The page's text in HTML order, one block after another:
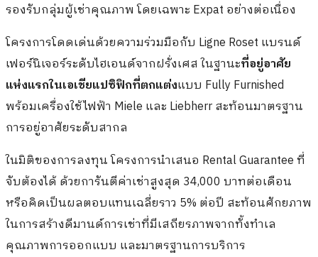
รองรับกลุ่มผู้เช่าคุณภาพ โดยเฉพาะ Expat อย่างต่อเนื่อง
โครงการโดดเด่นด้วยความร่วมมือกับ Ligne Roset แบรนด์
เฟอร์นิเจอร์ระดับไฮเอนด์จากฝรั่งเศส ในฐานะที่อยู่อาศัย
แห่งแรกในเอเชียแปซิฟิกที่ตกแต่งแบบ Fully Furnished
พร้อมเครื่องใช้ไฟฟ้า Miele และ Liebherr สะท้อนมาตรฐาน
การอยู่อาศัยระดับสากล
ในมิติของการลงทุน โครงการนำเสนอ Rental Guarantee ที่
จับต้องได้ ด้วยการันตีค่าเช่าสูงสุด 34,000 บาทต่อเดือน
หรือคิดเป็นผลตอบแทนเฉลี่ยราว 5% ต่อปี สะท้อนศักยภาพ
ในการสร้างดีมานด์การเช่าที่มีเสถียรภาพจากทั้งทำเล
คุณภาพการออกแบบ และมาตรฐานการบริการ